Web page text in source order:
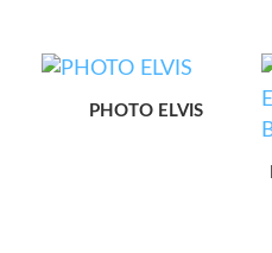
PHOTO ELVIS